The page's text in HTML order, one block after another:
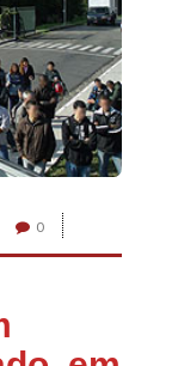
0